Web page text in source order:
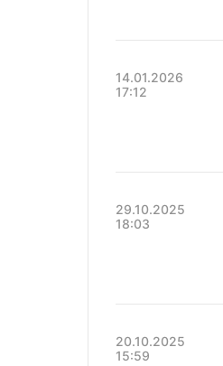
14.01.2026
17:12
29.10.2025
18:03
20.10.2025
15:59